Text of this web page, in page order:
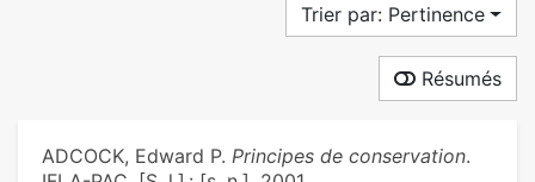
Trier par: Pertinence
Résumés
ADCOCK, Edward P. Principes de conservation.